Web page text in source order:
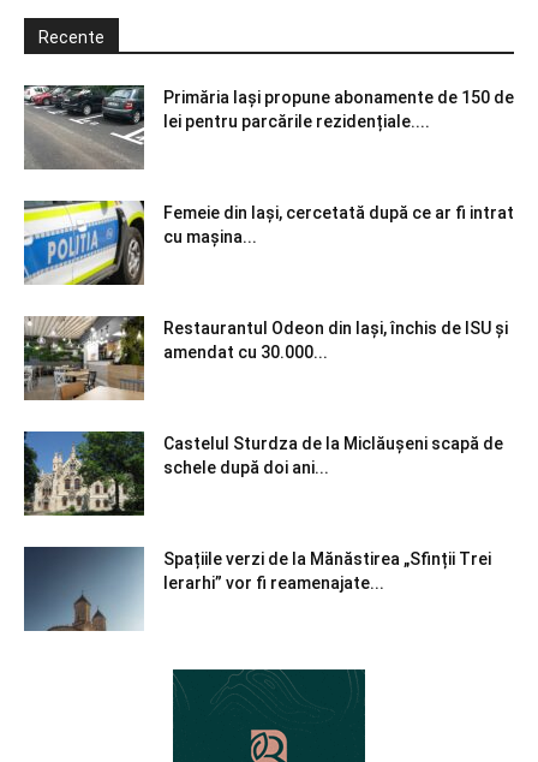
Recente
Primăria Iași propune abonamente de 150 de
lei pentru parcările rezidențiale....
Femeie din Iași, cercetată după ce ar fi intrat
cu mașina...
Restaurantul Odeon din Iași, închis de ISU și
amendat cu 30.000...
Castelul Sturdza de la Miclăușeni scapă de
schele după doi ani...
Spațiile verzi de la Mănăstirea „Sfinții Trei
Ierarhi” vor fi reamenajate...